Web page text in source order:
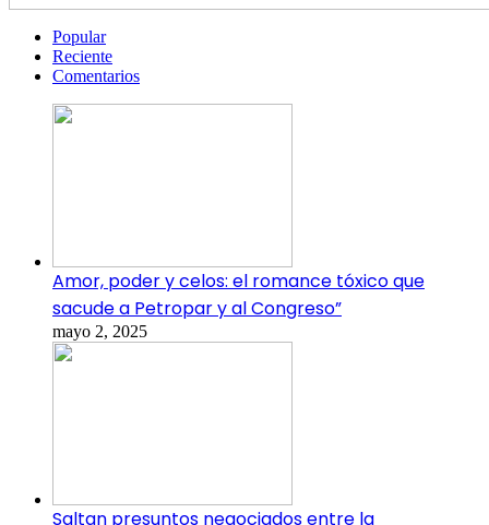
Popular
Reciente
Comentarios
Amor, poder y celos: el romance tóxico que
sacude a Petropar y al Congreso”
mayo 2, 2025
Saltan presuntos negociados entre la